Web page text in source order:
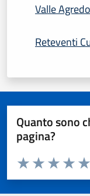
Valle Agredo
Reteventi
Quanto sono
pagina?
Domanda
Valuta da 1 a 5 stelle
Valuta
Valuta 3
Valuta 2
Valuta 1 stelle su